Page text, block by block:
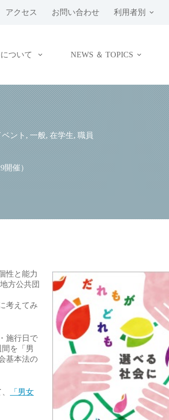
アクセス お問い合わせ 利用者別
ついて NEWS ＆ TOPICS
ベント,一般,在学生,職員
開催）
性と能力
方公共団
考えてみ
施行日で
を「男
基本法の
「男女